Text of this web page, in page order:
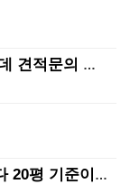
의 드립니다
평 기준이요